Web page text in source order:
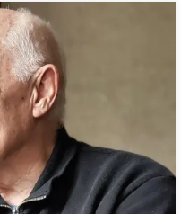
опубліковане
НАН України і
В.В. Гончарука. Дійсно є
якого обрали членом
ним
методів очищення
особисто пояснив,